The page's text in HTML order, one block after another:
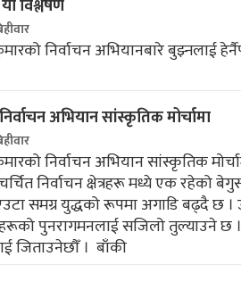
विश्लेषण
निर्वाचन अभियानबारे बुझ्नलाई
अभियान सांस्कृतिक मोर्चामा
निर्वाचन अभियान सांस्कृतिक
निर्वाचन क्षेत्रहरू मध्ये एक रहेको
एउटा समग्र युद्धको रूपमा अगाडि बढ्दै छ
पुनरागमनलाई सजिलो तुल्याउने छ ।
जिताउनेछौँ ।बाँकी